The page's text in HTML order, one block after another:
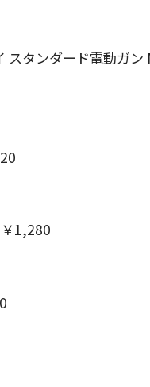
スタンダード電動ガ
1,280